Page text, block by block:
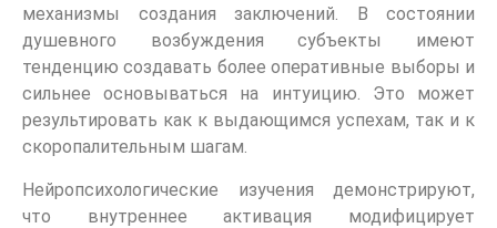
механизмы создания заключений. В состоянии
душевного возбуждения субъекты имеют
тенденцию создавать более оперативные выборы и
сильнее основываться на интуицию. Это может
результировать как к выдающимся успехам, так и к
скоропалительным шагам.
Нейропсихологические изучения демонстрируют,
что внутреннее активация модифицирует